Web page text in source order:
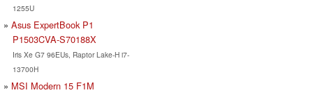
1255U
Asus ExpertBook P1
P1503CVA-S70188X
Iris Xe G7 96EUs, Raptor Lake-H i7-
13700H
MSI Modern 15 F1M